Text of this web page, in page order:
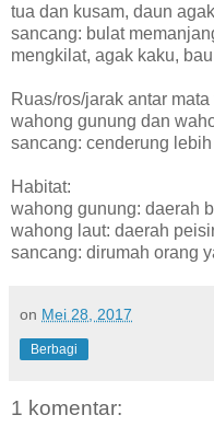
tua dan kusam, daun
sancang: bulat
mengkilat, agak kaku,
Ruas/ros/jarak antar
wahong gunung dan
sancang: cenderung
Habitat:
wahong gunung: daerah
wahong laut: daerah
sancang: dirumah orang
on Mei 28, 2017
Berbagi
1 komentar: